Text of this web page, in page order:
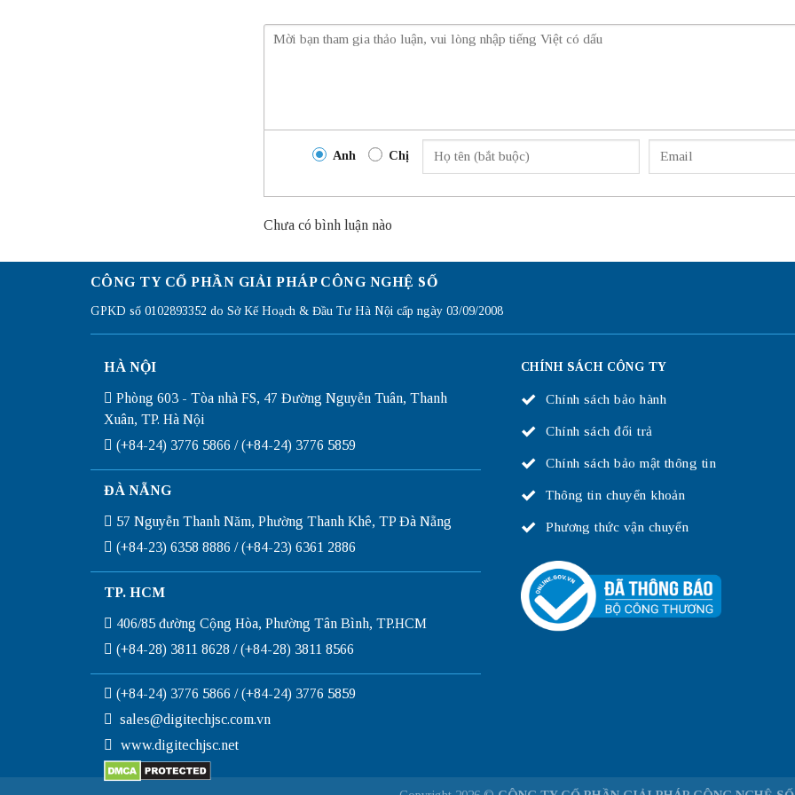
Anh Chị
Chưa có bình luận nào
CÔNG TY CỔ PHẦN GIẢI PHÁP CÔNG NGHỆ SỐ
GPKD số 0102893352 do Sở Kế Hoạch & Đầu Tư Hà Nội cấp ngày 03/09/2008
HÀ NỘI
Phòng 603 - Tòa nhà FS, 47 Đường Nguyễn Tuân, Thanh
Xuân, TP. Hà Nội
(+84-24) 3776 5866 / (+84-24) 3776 5859
ĐÀ NẴNG
57 Nguyễn Thanh Năm, Phường Thanh Khê, TP Đà Nẵng
(+84-23) 6358 8886 / (+84-23) 6361 2886
TP. HCM
406/85 đường Cộng Hòa, Phường Tân Bình, TP.HCM
(+84-28) 3811 8628 / (+84-28) 3811 8566
(+84-24) 3776 5866 / (+84-24) 3776 5859
sales@digitechjsc.com.vn
www.digitechjsc.net
CHÍNH SÁCH CÔNG TY
Chính sách bảo hành
Chính sách đổi trả
Chính sách bảo mật thông tin
Thông tin chuyển khoản
Phương thức vận chuyển